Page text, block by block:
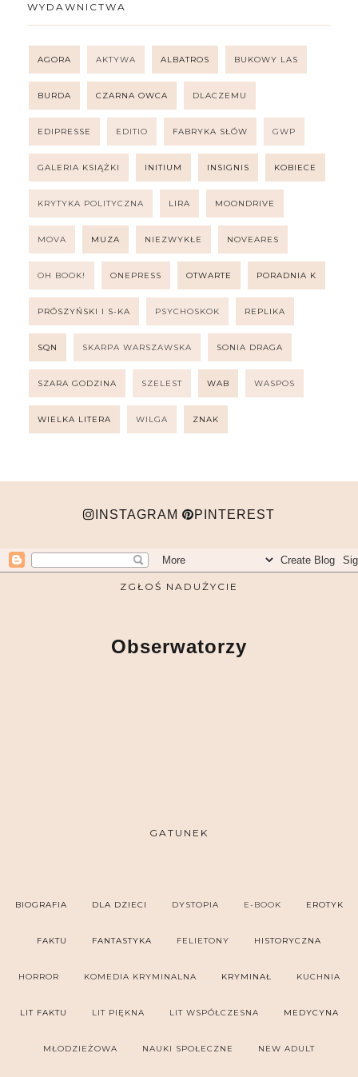
WYDAWNICTWA
AGORA AKTYWA ALBATROS BUKOWY LAS
BURDA CZARNA OWCA DLACZEMU
EDIPRESSE EDITIO FABRYKA SŁÓW GWP
GALERIA KSIĄŻKI INITIUM INSIGNIS KOBIECE
KRYTYKA POLITYCZNA LIRA MOONDRIVE
MOVA MUZA NIEZWYKŁE NOVEARES
OH BOOK! ONEPRESS OTWARTE PORADNIA K
PRÓSZYŃSKI I S-KA PSYCHOSKOK REPLIKA
SQN SKARPA WARSZAWSKA SONIA DRAGA
SZARA GODZINA SZELEST WAB WASPOS
WIELKA LITERA WILGA ZNAK
INSTAGRAM PINTEREST
ZGŁOŚ NADUŻYCIE
Obserwatorzy
GATUNEK
BIOGRAFIA DLA DZIECI DYSTOPIA E-BOOK EROTYK
FAKTU FANTASTYKA FELIETONY HISTORYCZNA
HORROR KOMEDIA KRYMINALNA KRYMINAŁ KUCHNIA
LIT FAKTU LIT PIĘKNA LIT WSPÓŁCZESNA MEDYCYNA
MŁODZIEŻOWA NAUKI SPOŁECZNE NEW ADULT